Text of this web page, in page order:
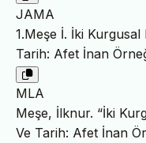
JAMA
1.Meşe İ. İki
Tarih: Afet İnan
MLA
Meşe, İlknur. “İki
Ve Tarih: Afet İnan